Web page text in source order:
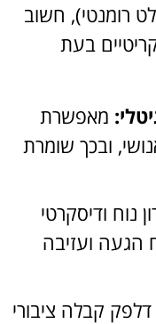
רומנטי), חשוב
בעת
מאפשרת
ובכך שומרת
נוח ודיסקרטי
הגעה ועזיבה
קבלה ציבורי